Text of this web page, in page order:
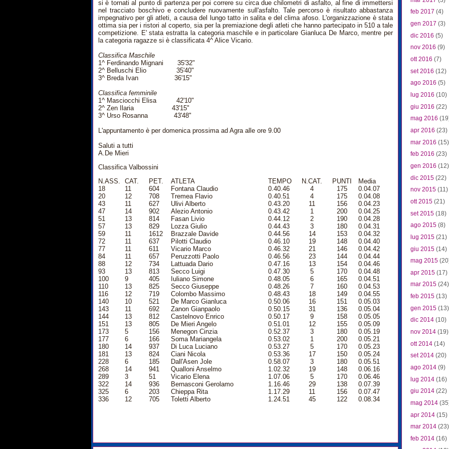
si è tornati al punto di partenza per poi correre su circa due chilometri di asfalto, al fine di immettersi
nel tracciato boschivo e concludere nuovamente sull'asfalto. Tale percorso è risultato abbastanza
impegnativo per gli atleti, a causa del lungo tatto in salita e del clima afoso. L'organizzazione è stata
ottima sia per i ristori al coperto, sia per la premiazione degli atleti che hanno partecipato in 510 a tale
competizione. E' stata estratta la categoria maschile e in particolare Gianluca De Marco, mentre per
la categoria ragazze si è classificata 4^ Alice Vicario.
Classifica Maschile
1^ Ferdinando Mignani 35'32"
2^ Belluschi Elio 35'40"
3^ Breda Ivan 36'15"
Classifica femminile
1^ Masciocchi Elisa 42'10"
2^ Zen Ilaria 43'15"
3^ Urso Rosanna 43'48"
L'appuntamento è per domenica prossima ad Agra alle ore 9.00
Saluti a tutti
A.De Mieri
Classifica Valbossini
N.ASS.
CAT. PET. ATLETA TEMPO N.CAT. PUNTI
Media
18
11 604 Fontana Claudio 0.40.46 4 175
0.04.07
20
12 708 Tremea Flavio 0.40.51 4 175
0.04.08
43
11 627 Ulivi Alberto 0.43.20 11 156
0.04.23
47
14 902 Alezio Antonio 0.43.42 1 200
0.04.25
51
13 814 Fasan Livio 0.44.12 2 190
0.04.28
57
13 829 Lozza Giulio 0.44.43 3 180
0.04.31
59
11 1612 Brazzale Davide 0.44.56 14 153
0.04.32
72
11 637 Pilotti Claudio 0.46.10 19 148
0.04.40
77
11 611 Vicario Marco 0.46.32 21 146
0.04.42
84
11 657 Peruzzotti Paolo 0.46.56 23 144
0.04.44
88
12 734 Lattuada Dario 0.47.16 13 154
0.04.46
93
13 813 Secco Luigi 0.47.30 5 170
0.04.48
100
9 405 Iuliano Simone 0.48.05 6 165
0.04.51
110
13 825 Secco Giuseppe 0.48.26 7 160
0.04.53
116
12 719 Colombo Massimo 0.48.43 18 149
0.04.55
140
10 521 De Marco Gianluca 0.50.06 16 151
0.05.03
143
11 692 Zanon Gianpaolo 0.50.15 31 136
0.05.04
144
13 812 Castelnovo Enrico 0.50.17 9 158
0.05.05
151
13 805 De Mieri Angelo 0.51.01 12 155
0.05.09
173
5 156 Menegon Cinzia 0.52.37 3 180
0.05.19
177
6 166 Soma Mariangela 0.53.02 1 200
0.05.21
180
14 937 Di Luca Luciano 0.53.27 5 170
0.05.23
181
13 824 Ciani Nicola 0.53.36 17 150
0.05.24
228
6 185 Dall'Asen Jole 0.58.07 3 180
0.05.51
268
14 941 Qualloni Anselmo 1.02.32 19 148
0.06.16
289
3 51 Vicario Elena 1.07.06 5 170
0.06.46
322
14 936 Bernasconi Gerolamo 1.16.46 29 138
0.07.39
325
6 203 Chieppa Rita 1.17.29 11 156
0.07.47
336
12 705 Toletti Alberto 1.24.51 45 122 0.08.34
feb 2017 (4)
gen 2017 (3)
dic 2016 (5)
nov 2016 (9)
ott 2016 (7)
set 2016 (12)
ago 2016 (5)
lug 2016 (10)
giu 2016 (22)
mag 2016
apr 2016 (23)
mar 2016 (15)
feb 2016 (23)
gen 2016 (12)
dic 2015 (22)
nov 2015 (11)
ott 2015 (21)
set 2015 (18)
ago 2015 (8)
lug 2015 (21)
giu 2015 (14)
mag 2015
apr 2015 (17)
mar 2015 (24)
feb 2015 (13)
gen 2015 (13)
dic 2014 (10)
nov 2014 (19)
ott 2014 (14)
set 2014 (20)
ago 2014 (9)
lug 2014 (16)
giu 2014 (22)
mag 2014
apr 2014 (15)
mar 2014 (23)
feb 2014 (16)